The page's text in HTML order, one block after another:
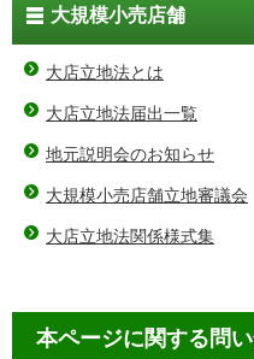
大規模小売店舗
大店立地法とは
大店立地法届出一覧
地元説明会のお知らせ
大規模小売店舗立地審議会
大店立地法関係様式集
本ページに関する問